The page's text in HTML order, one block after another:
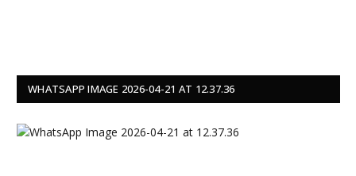
WHATSAPP IMAGE 2026-04-21 AT 12.37.36